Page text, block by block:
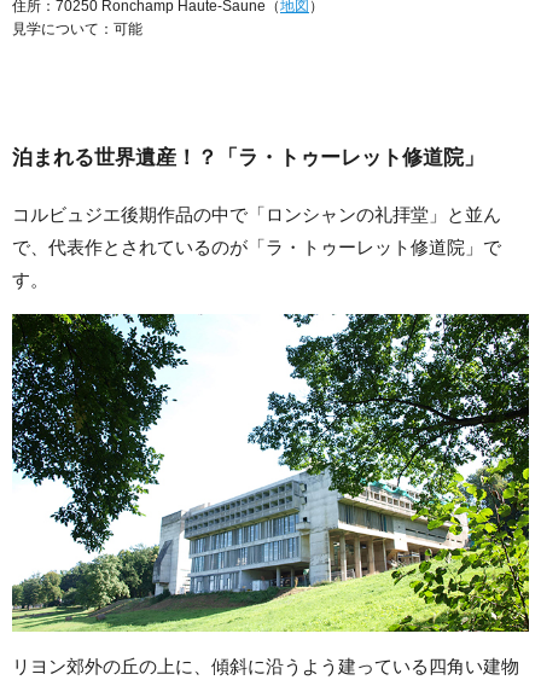
住所：70250 Ronchamp Haute-Saune（地図 ）
見学について：可能
泊まれる世界遺産！？「ラ・トゥーレット修道院」
コルビュジエ後期作品の中で「ロンシャンの礼拝堂」と並ん
で、代表作とされているのが「ラ・トゥーレット修道院」で
す。
リヨン郊外の丘の上に、傾斜に沿うよう建っている四角い建物